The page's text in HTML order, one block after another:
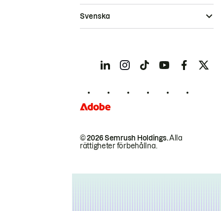
© 2026 Semrush Holdings.Alla
rättigheter förbehållna.
Svenska